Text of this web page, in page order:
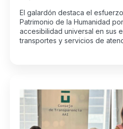
El galardón destaca el
Patrimonio de la Humanidad
accesibilidad universal en sus
transportes y servicios de